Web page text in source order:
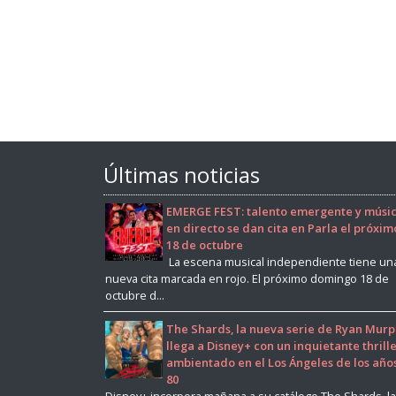
Últimas noticias
EMERGE FEST: talento emergente y
en directo se dan cita en Parla el
18 de octubre
La escena musical independiente tiene
nueva cita marcada en rojo. El próximo domingo 18 de
octubre d...
The Shards, la nueva serie de Ryan
llega a Disney+ con un inquietante
ambientado en el Los Ángeles de los
80